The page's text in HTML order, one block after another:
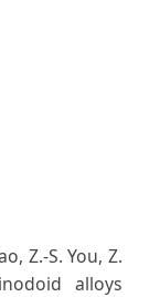
Z.-S. You, Z.
alloys